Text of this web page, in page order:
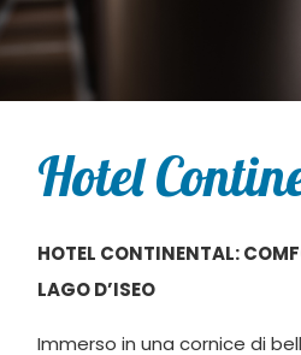
Hotel
HOTEL CONTINENTAL:
LAGO D’ISEO
Immerso in una cornice di